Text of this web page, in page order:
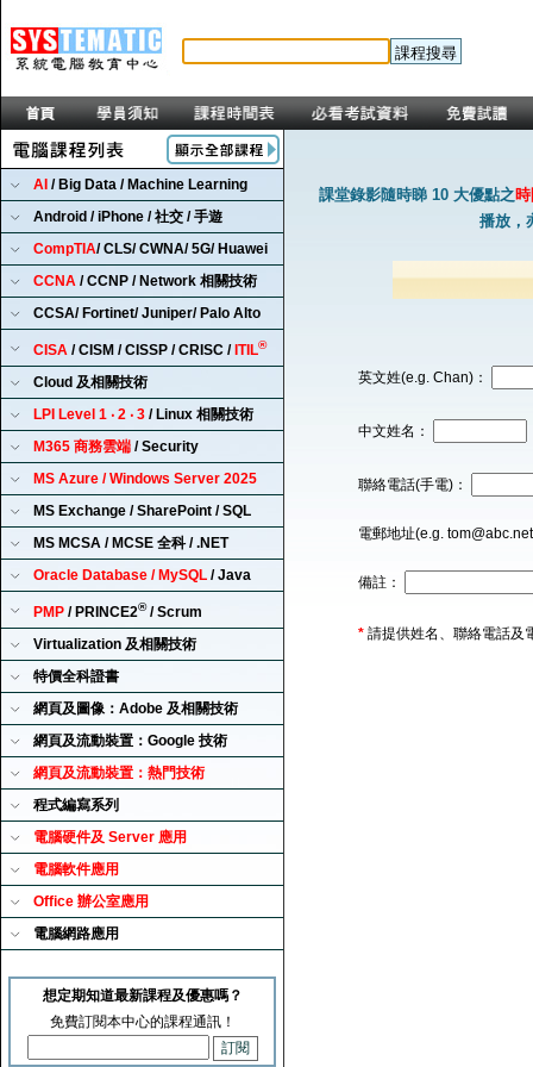
AI / Big Data / Machine Learning
Android / iPhone / 社交 / 手遊
CompTIA/ CLS/ CWNA/ 5G/ Huawei
CCNA / CCNP / Network 相關技術
CCSA/ Fortinet/ Juniper/ Palo Alto
CISA / CISM / CISSP / CRISC / ITIL®
Cloud 及相關技術
LPI Level 1 ‧ 2 ‧ 3 / Linux 相關技術
M365 商務雲端 / Security
MS Azure / Windows Server 2025
MS Exchange / SharePoint / SQL
MS MCSA / MCSE 全科 / .NET
Oracle Database / MySQL / Java
PMP / PRINCE2®/ Scrum
Virtualization 及相關技術
特價全科證書
網頁及圖像：Adobe 及相關技術
網頁及流動裝置：Google 技術
網頁及流動裝置：熱門技術
程式編寫系列
電腦硬件及 Server 應用
電腦軟件應用
Office 辦公室應用
電腦網路應用
想定期知道最新課程及優惠嗎？
免費訂閱本中心的課程通訊！
課堂錄影隨時睇 10 大優點之
播放，
英文姓(e.g. Chan)：
中文姓名：
聯絡電話(手電)：
電郵地址(e.g.
備註：
* 請提供姓名、聯絡電話及